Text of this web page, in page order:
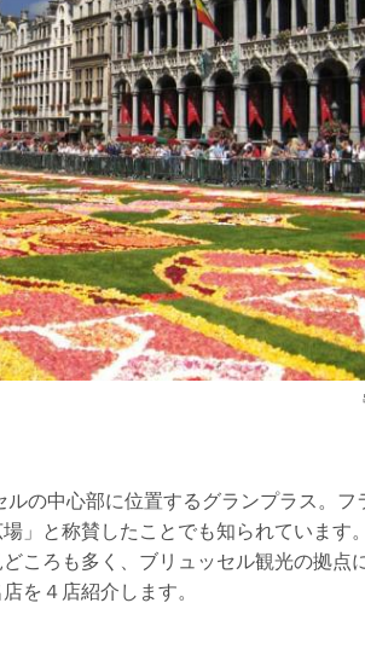
の中心部に位置するグランプラス。フ
」と称賛したことでも知られています
ころも多く、ブリュッセル観光の拠点
を４店紹介します。